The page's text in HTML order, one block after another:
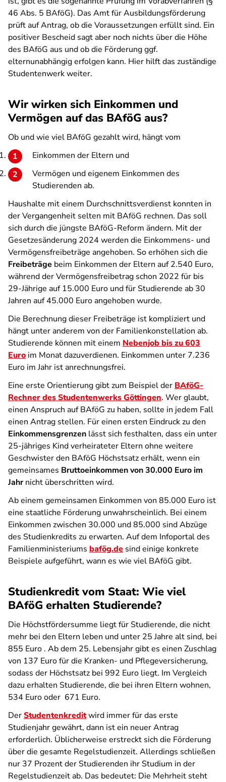
46 Abs. 5 BAföG). Das Amt für Ausbildungsförderung
prüft auf Antrag, ob die Voraussetzungen erfüllt sind. Ein
positiver Bescheid sagt aber noch nichts über die Höhe
des BAföG aus und ob die Förderung ggf.
elternunabhängig erfolgen kann. Hier hilft das zuständige
Studentenwerk weiter.
Wir wirken sich Einkommen und
Vermögen auf das BAföG aus?
Ob und wie viel BAföG gezahlt wird, hängt vom
Einkommen der Eltern und
Vermögen und eigenem Einkommen des
Studierenden ab.
Haushalte mit einem Durchschnittsverdienst konnten in
der Vergangenheit selten mit BAföG rechnen. Das soll
sich durch die jüngste BAföG-Reform ändern. Mit der
Gesetzesänderung 2024 werden die Einkommens- und
Vermögensfreibeträge angehoben. So erhöhen sich die
Freibeträge beim Einkommen der Eltern auf 2.540 Euro,
während der Vermögensfreibetrag schon 2022 für bis
29-Jährige auf 15.000 Euro und für Studierende ab 30
Jahren auf 45.000 Euro angehoben wurde.
Die Berechnung dieser Freibeträge ist kompliziert und
hängt unter anderem von der Familienkonstellation ab.
Studierende können mit einem Nebenjob bis zu 603
Euro im Monat dazuverdienen. Einkommen unter 7.236
Euro im Jahr ist anrechnungsfrei.
Eine erste Orientierung gibt zum Beispiel der BAföG-
Rechner des Studentenwerks Göttingen. Wer glaubt,
einen Anspruch auf BAföG zu haben, sollte in jedem Fall
einen Antrag stellen. Für einen ersten Eindruck zu den
Einkommensgrenzen lässt sich festhalten, dass ein unter
25-jähriges Kind verheirateter Eltern ohne weitere
Geschwister den BAföG Höchstsatz erhält, wenn ein
gemeinsames Bruttoeinkommen von 30.000 Euro im
Jahrnicht überschritten wird.
Ab einem gemeinsamen Einkommen von 85.000 Euro ist
eine staatliche Förderung unwahrscheinlich. Bei einem
Einkommen zwischen 30.000 und 85.000 sind Abzüge
des Studienkredits zu erwarten. Auf dem Infoportal des
Familienministeriums bafög.de sind einige konkrete
Beispiele aufgeführt, wann es wie viel BAföG gibt.
Studienkredit vom Staat: Wie viel
BAföG erhalten Studierende?
Die Höchstfördersumme liegt für Studierende, die nicht
mehr bei den Eltern leben und unter 25 Jahre alt sind, bei
855 Euro . Ab dem 25. Lebensjahr gibt es einen Zuschlag
von 137 Euro für die Kranken- und Pflegeversicherung,
sodass der Höchstsatz bei 992 Euro liegt. Im Vergleich
dazu erhalten Studierende, die bei ihren Eltern wohnen,
534 Euro oder 671 Euro.
DerStudentenkreditwird immer für das erste
Studienjahr gewährt, dann ist ein neuer Antrag
erforderlich. Üblicherweise erstreckt sich die Förderung
über die gesamte Regelstudienzeit. Allerdings schließen
nur 37 Prozent der Studierenden ihr Studium in der
Regelstudienzeit ab. Das bedeutet: Die Mehrheit steht